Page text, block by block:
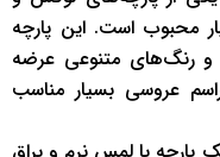
محبوب است. این پارچه
رنگ‌های متنوعی عرضه
عروسی بسیار مناسب